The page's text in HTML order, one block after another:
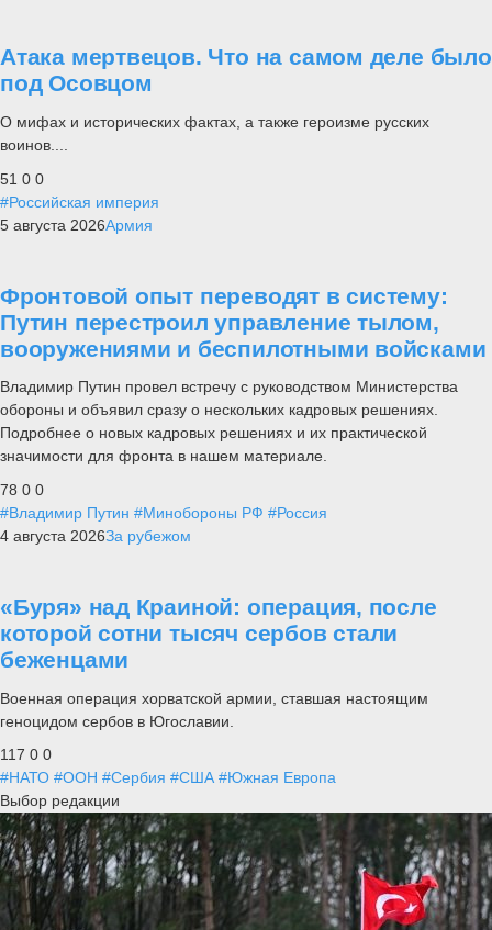
Атака мертвецов. Что на самом деле было
под Осовцом
О мифах и исторических фактах, а также героизме русских
воинов....
51 0 0
#Российская империя
5 августа 2026Армия
Фронтовой опыт переводят в систему:
Путин перестроил управление тылом,
вооружениями и беспилотными войсками
Владимир Путин провел встречу с руководством Министерства
обороны и объявил сразу о нескольких кадровых решениях.
Подробнее о новых кадровых решениях и их практической
значимости для фронта в нашем материале.
78 0 0
#Владимир Путин #Минобороны РФ #Россия
4 августа 2026За рубежом
«Буря» над Краиной: операция, после
которой сотни тысяч сербов стали
беженцами
Военная операция хорватской армии, ставшая настоящим
геноцидом сербов в Югославии.
117 0 0
#НАТО #ООН #Сербия #США #Южная Европа
Выбор редакции